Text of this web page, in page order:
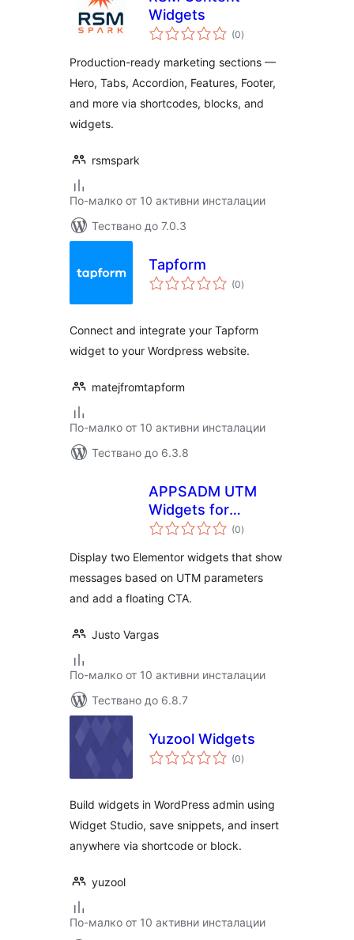
Widgets
(0общо
оценки
)
Production-ready marketing sections —
Hero, Tabs, Accordion, Features, Footer,
and more via shortcodes, blocks, and
widgets.
rsmspark
По-малко от 10 активни инсталации
Тествано до 7.0.3
Tapform
(0общо
оценки
)
Connect and integrate your Tapform
widget to your Wordpress website.
matejfromtapform
По-малко от 10 активни инсталации
Тествано до 6.3.8
APPSADM UTM
Widgets for
Elementor
(0общо
оценки
)
Display two Elementor widgets that show
messages based on UTM parameters
and add a floating CTA.
Justo Vargas
По-малко от 10 активни инсталации
Тествано до 6.8.7
Yuzool Widgets
(0общо
оценки
)
Build widgets in WordPress admin using
Widget Studio, save snippets, and insert
anywhere via shortcode or block.
yuzool
По-малко от 10 активни инсталации